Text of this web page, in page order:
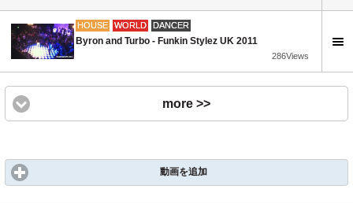
HOUSE WORLD DANCER
Byron and Turbo - Funkin Stylez UK 2011
286Views
more >>
動画を追加